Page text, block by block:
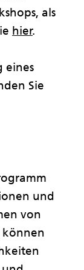
als
hier.
eines
Sie
und
von
können